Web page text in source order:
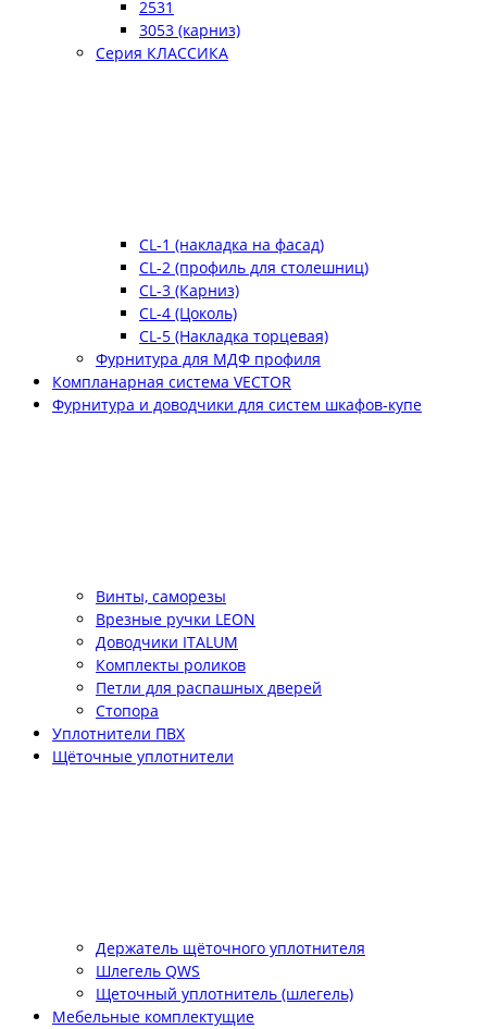
2531
3053 (карниз)
Серия КЛАССИКА
CL-1 (накладка на фасад)
CL-2 (профиль для столешниц)
CL-3 (Карниз)
CL-4 (Цоколь)
CL-5 (Накладка торцевая)
Фурнитура для МДФ профиля
Компланарная система VECTOR
Фурнитура и доводчики для систем шкафов-купе
Винты, саморезы
Врезные ручки LEON
Доводчики ITALUM
Комплекты роликов
Петли для распашных дверей
Стопора
Уплотнители ПВХ
Щёточные уплотнители
Держатель щёточного уплотнителя
Шлегель QWS
Щеточный уплотнитель (шлегель)
Мебельные комплектущие